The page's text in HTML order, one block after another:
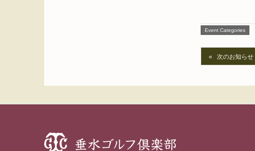
Event Categories
次のお知らせ